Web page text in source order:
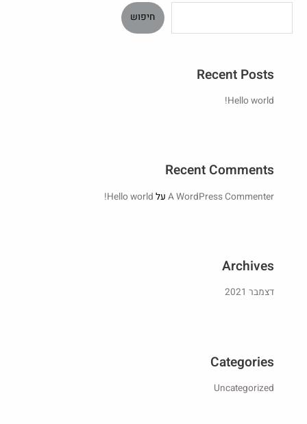
חיפוש
Recent Posts
Hello world!
Recent Comments
A WordPress Commenter על Hello world!
Archives
דצמבר 2021
Categories
Uncategorized